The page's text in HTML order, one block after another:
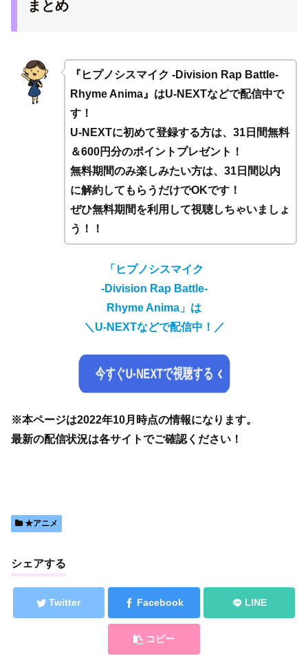
まとめ
『ヒプノシスマイク -Division Rap Battle-
Rhyme Anima』はU-NEXTなどで配信中で
す！
U-NEXTに初めて登録する方は、31日間無料
＆600円分のポイントプレゼント！
無料期間のみ楽しみたい方は、31日間以内
に解約してもらうだけでOKです！
ぜひ無料期間を利用して視聴しちゃいましょ
う！！
「ヒプノシスマイク
-Division Rap Battle-
Rhyme Anima」は
＼ U-NEXTなどで配信中！／
今すぐU-NEXTで視聴する
※本ページは2022年10月時点の情報になります。
最新の配信状況は各サイトでご確認ください！
★アニメ
シェアする
Twitter Facebook LINE
コピー